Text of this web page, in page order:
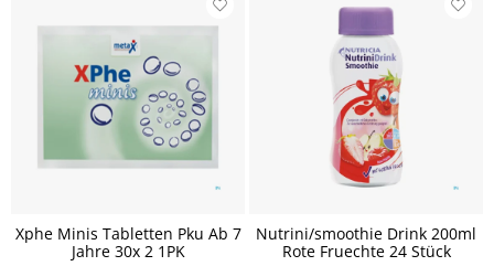
Xphe Minis Tabletten Pku Ab 7
Jahre 30x 2 1PK
Nutrini/smoothie Drink 200ml
Rote Fruechte 24 Stück